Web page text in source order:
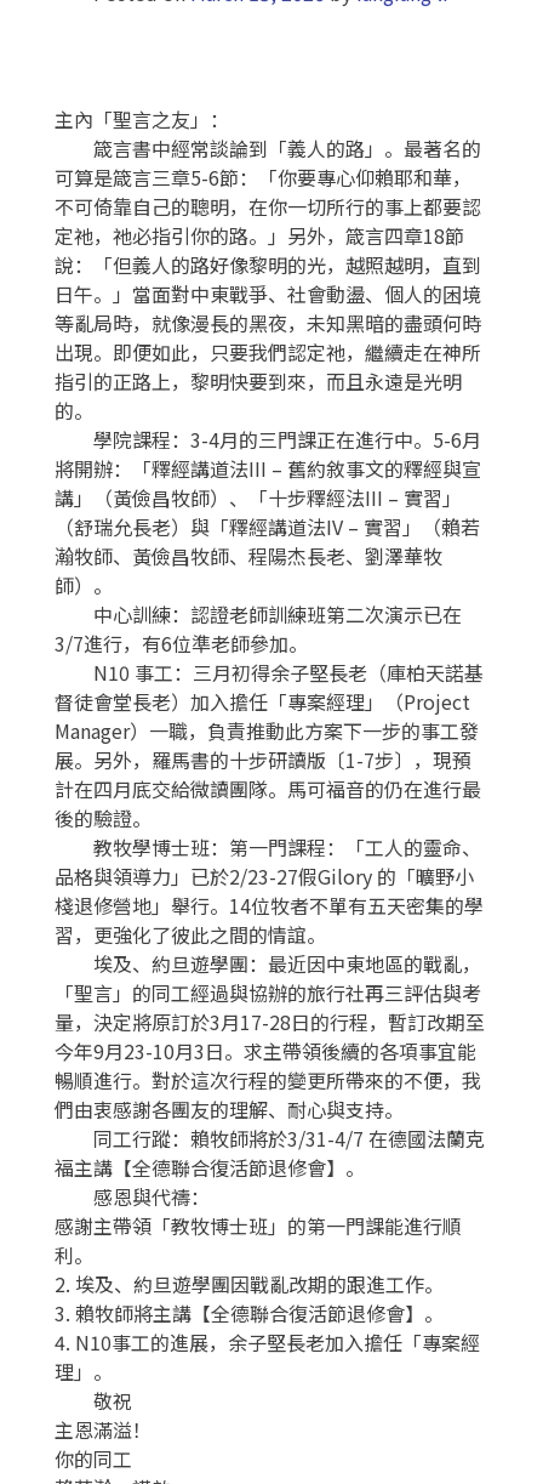
主內「聖言之友」：
箴言書中經常談論到「義人的路」。最著名的
可算是箴言三章5-6節：「你要專心仰賴耶和華，
不可倚靠自己的聰明，在你一切所行的事上都要認
定祂，祂必指引你的路。」另外，箴言四章18節
說：「但義人的路好像黎明的光，越照越明，直到
日午。」當面對中東戰爭、社會動盪、個人的困境
等亂局時，就像漫長的黑夜，未知黑暗的盡頭何時
出現。即便如此，只要我們認定祂，繼續走在神所
指引的正路上，黎明快要到來，而且永遠是光明
的。
學院課程：3-4月的三門課正在進行中。5-6月
將開辦：「釋經講道法III – 舊約敘事文的釋經與宣
講」（黃儉昌牧師）、「十步釋經法III – 實習」
（舒瑞允長老）與「釋經講道法IV – 實習」（賴若
瀚牧師、黃儉昌牧師、程陽杰長老、劉澤華牧
師）。
中心訓練：認證老師訓練班第二次演示已在
3/7進行，有6位準老師參加。
N10 事工：三月初得余子堅長老（庫柏天諾基
督徒會堂長老）加入擔任「專案經理」（Project
Manager）一職，負責推動此方案下一步的事工發
展。另外，羅馬書的十步研讀版〔1-7步〕，現預
計在四月底交給微讀團隊。馬可福音的仍在進行最
後的驗證。
教牧學博士班：第一門課程：「工人的靈命、
品格與領導力」已於2/23-27假Gilory 的「曠野小
棧退修營地」舉行。14位牧者不單有五天密集的學
習，更強化了彼此之間的情誼。
埃及、約旦遊學團：最近因中東地區的戰亂，
「聖言」的同工經過與協辦的旅行社再三評估與考
量，決定將原訂於3月17-28日的行程，暫訂改期至
今年9月23-10月3日。求主帶領後續的各項事宜能
暢順進行。對於這次行程的變更所帶來的不便，我
們由衷感謝各團友的理解、耐心與支持。
同工行蹤：賴牧師將於3/31-4/7 在德國法蘭克
福主講【全德聯合復活節退修會】。
感恩與代禱：
感謝主帶領「教牧博士班」的第一門課能進行順
利。
2. 埃及、約旦遊學團因戰亂改期的跟進工作。
3. 賴牧師將主講【全德聯合復活節退修會】。
4. N10事工的進展，余子堅長老加入擔任「專案經
理」。
敬祝
主恩滿溢！
你的同工